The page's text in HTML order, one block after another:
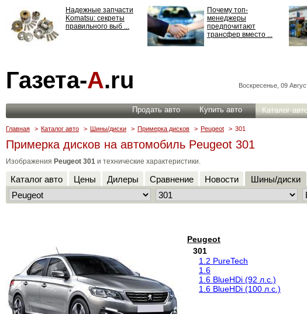
Надежные запчасти
Komatsu: секреты
правильного выб ...
Почему топ-
менеджеры
предпочитают
трансфер вместо ...
ответственности: все,
что нужно знать ...
Газета-А.ru Воскресенье, 09
Продать авто Купить авто Каталог
Главная > Каталог авто > Шины/диски > Примерка дисков > Peugeot > 301
Примерка дисков на автомобиль Peugeot 301
Изображения Peugeot 301 и технические характеристики.
Каталог авто Цены Дилеры Сравнение Новости Шины/диски
Peugeot
301
1.2 PureTech
1.6
1.6 BlueHDi (92 л.с.)
1.6 BlueHDi (100 л.с.)